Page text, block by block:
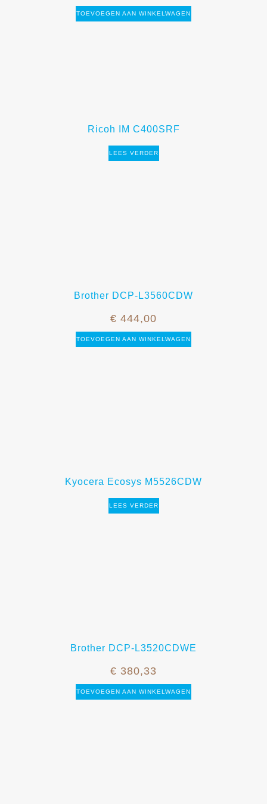
TOEVOEGEN AAN WINKELWAGEN
Ricoh IM C400SRF
LEES VERDER
Brother DCP-L3560CDW
€ 444,00
TOEVOEGEN AAN WINKELWAGEN
Kyocera Ecosys M5526CDW
LEES VERDER
Brother DCP-L3520CDWE
€ 380,33
TOEVOEGEN AAN WINKELWAGEN